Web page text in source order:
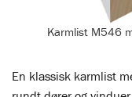
En klassisk karmlist
Karmlist M546